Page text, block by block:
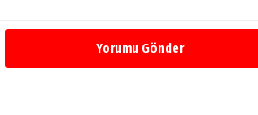
Yorumu Gönder